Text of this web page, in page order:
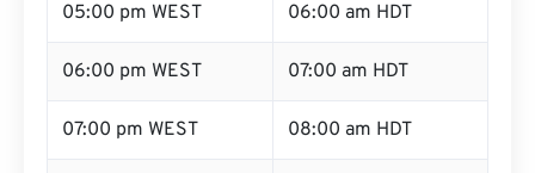
05:00 pm WEST 06:00 am HDT
06:00 pm WEST 07:00 am HDT
07:00 pm WEST 08:00 am HDT